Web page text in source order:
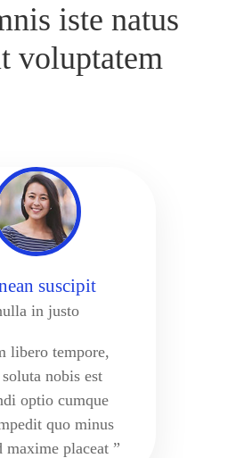
iste natus
voluptatem
suscipit
in justo
libero tempore,
nobis est
optio cumque
quo minus
maxime placeat ”